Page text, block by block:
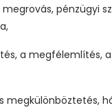
pénzügyi
a megfélemlítés,
megkülönböztetés,